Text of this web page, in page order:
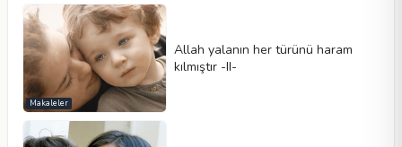
Makaleler
Allah yalanın her türünü haram
kılmıştır -II-